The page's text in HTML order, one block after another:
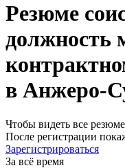
Резюме
должность
в Анжеро-
Чтобы видеть все
После регистрации
Зарегистрироваться
За всё время